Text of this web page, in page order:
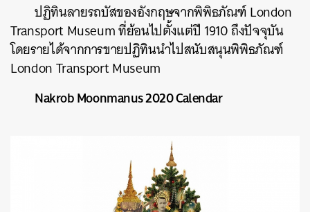
ปฏิทินลายรถบัสของอังกฤษจากพิพิธภัณฑ์London
Transport Museumที่ย้อนไปตั้งแต่ปี1910ถึงปัจจุบัน
โดยรายได้จากการขายปฏิทินนำไปสนับสนุนพิพิธภัณฑ์
London Transport Museum
Nakrob Moonmanus 2020 Calendar